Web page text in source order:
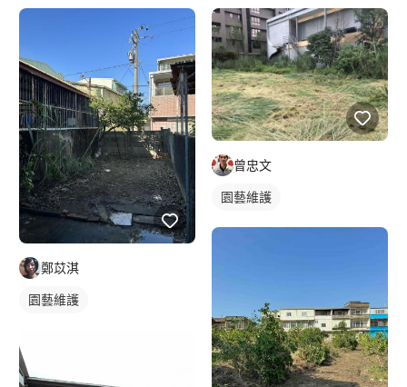
鄭苡淇
園藝維護
曾忠文
園藝維護